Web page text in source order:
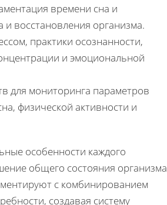
времени сна и
восстановления организма.
практики осознанности,
и эмоциональной
для мониторинга параметров
физической активности и
особенности каждого
общего состояния организма
с комбинированием
создавая систему